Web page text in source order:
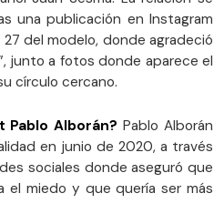
una publicación en Instagram
del modelo, donde agradeció
junto a fotos donde aparece el
círculo cercano.
Pablo Alborán? Pablo Alborán
en junio de 2020, a través
sociales donde aseguró que
el miedo y que quería ser más